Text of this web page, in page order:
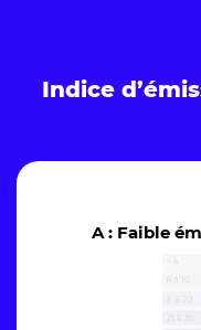
Indice
A : Faible